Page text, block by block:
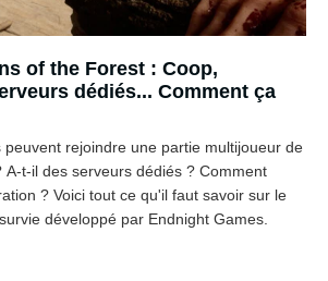
of the Forest : Coop,
dédiés... Comment ça
rejoindre une partie multijoueur de
A-t-il des serveurs dédiés ? Comment
? Voici tout ce qu'il faut savoir sur le
développé par Endnight Games.